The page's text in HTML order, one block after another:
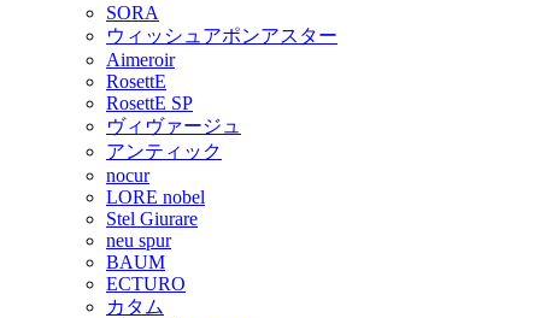
SORA
ウィッシュアポンアスター
Aimeroir
RosettE
RosettE SP
ヴィヴァージュ
アンティック
nocur
LORE nobel
Stel Giurare
neu spur
BAUM
ECTURO
カタム